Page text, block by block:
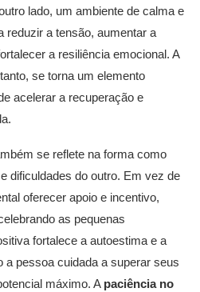
lado, um ambiente de calma e
reduzir a tensão, aumentar a
a resiliência emocional. A
se torna um elemento
acelerar a recuperação e
se reflete na forma como
dificuldades do outro. Em vez de
oferecer apoio e incentivo,
as pequenas
fortalece a autoestima e a
a pessoa cuidada a superar seus
máximo. A paciência no